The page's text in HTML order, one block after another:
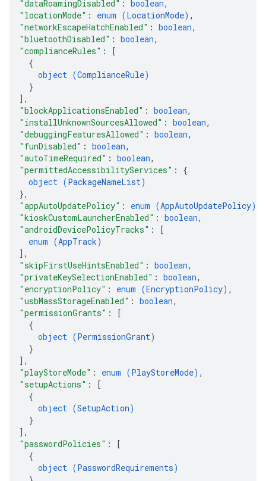
"dataRoamingDisabled" : boolean,
"locationMode" : enum (LocationMode) ,
"networkEscapeHatchEnabled" : boolean,
"bluetoothDisabled" : boolean,
"complianceRules" :
[
{
object (ComplianceRule)
}
] ,
"blockApplicationsEnabled" : boolean,
"installUnknownSourcesAllowed" : boolean,
"debuggingFeaturesAllowed" : boolean,
"funDisabled" : boolean,
"autoTimeRequired" : boolean,
"permittedAccessibilityServices" : {
object (PackageNameList)
},
"appAutoUpdatePolicy" : enum (AppAutoUpdatePolicy)
"kioskCustomLauncherEnabled" : boolean,
"androidDevicePolicyTracks" :
[
enum (AppTrack)
] ,
"skipFirstUseHintsEnabled" : boolean,
"privateKeySelectionEnabled" : boolean,
"encryptionPolicy" : enum (EncryptionPolicy) ,
"usbMassStorageEnabled" : boolean,
"permissionGrants" :
[
{
object (PermissionGrant)
}
] ,
"playStoreMode" : enum (PlayStoreMode) ,
"setupActions" :
[
{
object (SetupAction)
}
] ,
"passwordPolicies" :
[
{
object (PasswordRequirements)